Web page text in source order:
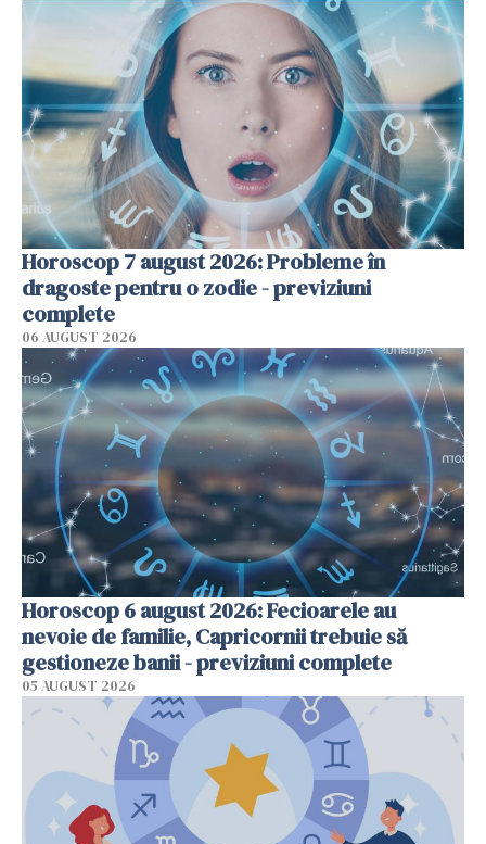
Horoscop 7 august 2026: Probleme în
dragoste pentru o zodie - previziuni
complete
06 AUGUST 2026
Horoscop 6 august 2026: Fecioarele au
nevoie de familie, Capricornii trebuie să
gestioneze banii - previziuni complete
05 AUGUST 2026